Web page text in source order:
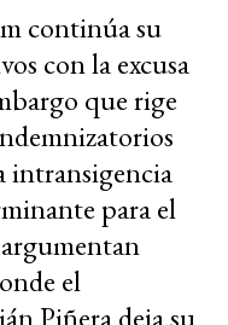
continúa su
con la excusa
que rige
intransigencia
para el
el